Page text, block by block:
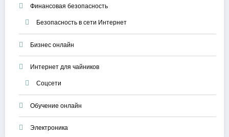
Финансовая безопасность
Безопасность в сети Интернет
Бизнес онлайн
Интернет для чайников
Соцсети
Обучение онлайн
Электроника